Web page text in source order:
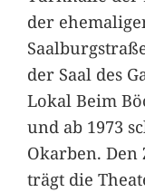
der
der Saal des
Lokal Beim
und ab 1973
Okarben. Den
trägt die